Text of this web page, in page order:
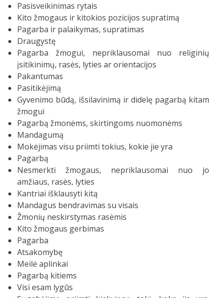
Pasisveikinimas rytais
Kito žmogaus ir kitokios pozicijos supratimą
Pagarba ir palaikymas, supratimas
Draugystę
Pagarba žmogui, nepriklausomai nuo religinių
įsitikinimų, rasės, lyties ar orientacijos
Pakantumas
Pasitikėjimą
Gyvenimo būdą, išsilavinimą ir didelę pagarbą kitam
žmogui
Pagarbą žmonėms, skirtingoms nuomonėms
Mandagumą
Mokėjimas visu priimti tokius, kokie jie yra
Pagarbą
Nesmerkti žmogaus, nepriklausomai nuo jo
amžiaus, rasės, lyties
Kantriai išklausyti kitą
Mandagus bendravimas su visais
Žmonių neskirstymas rasėmis
Kito žmogaus gerbimas
Pagarba
Atsakomybę
Meilė aplinkai
Pagarbą kitiems
Visi esam lygūs